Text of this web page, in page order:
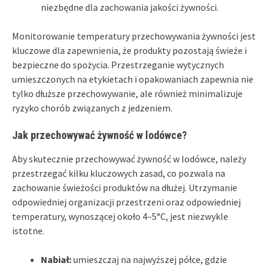
niezbędne dla zachowania jakości żywności.
Monitorowanie temperatury przechowywania żywności jest
kluczowe dla zapewnienia, że produkty pozostają świeże i
bezpieczne do spożycia. Przestrzeganie wytycznych
umieszczonych na etykietach i opakowaniach zapewnia nie
tylko dłuższe przechowywanie, ale również minimalizuje
ryzyko chorób związanych z jedzeniem.
Jak przechowywać żywność w lodówce?
Aby skutecznie przechowywać żywność w lodówce, należy
przestrzegać kilku kluczowych zasad, co pozwala na
zachowanie świeżości produktów na dłużej. Utrzymanie
odpowiedniej organizacji przestrzeni oraz odpowiedniej
temperatury, wynoszącej około 4–5°C, jest niezwykle
istotne.
Nabiał:umieszczaj na najwyższej półce, gdzie